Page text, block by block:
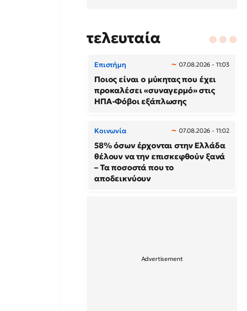
τελευταία
Επιστήμη 07.08.2026 - 11:03
Ποιος είναι ο μύκητας που έχει
προκαλέσει «συναγερμό» στις
ΗΠΑ-Φόβοι εξάπλωσης
Κοινωνία 07.08.2026 - 11:02
58% όσων έρχονται στην Ελλάδα
θέλουν να την επισκεφθούν ξανά
– Τα ποσοστά που το
αποδεικνύουν